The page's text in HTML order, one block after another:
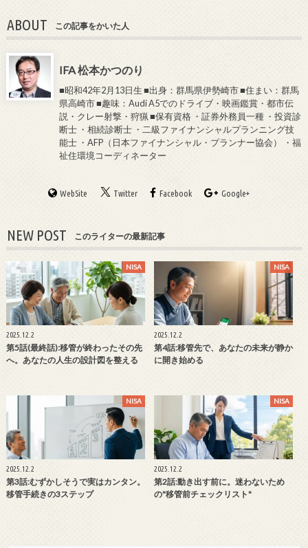
ABOUT この記事をかいた人
IFA 松本かつのり
■昭和42年2月13日生 ■出身：群馬県伊勢崎市 ■住まい：群馬
県高崎市 ■趣味：Audi A5でのドライブ・映画鑑賞・都市伝
説・クレー射撃・狩猟 ■保有資格 ・証券外務員一種 ・投資診
断士 ・相続診断士 ・二級ファイナンシャルプランニング技
能士 ・AFP（日本ファイナンシャル・プランナー協会） ・福
祉住環境コーディネーター
WebSite Twitter Facebook Google+
NEW POST このライターの最新記事
NISA
2025.12.2
第5話(最終話):移管が終わったその先
へ。あなたの人生の設計図を整える
NISA
2025.12.2
第4話:移管先で、あなたの未来が静か
に開き始める
NISA
2025.12.2
第3話:むずかしそうで実はカンタン。
移管手続きの3ステップ
NISA
2025.12.2
第2話:動き出す前に。迷わないため
の"移管前チェックリスト"